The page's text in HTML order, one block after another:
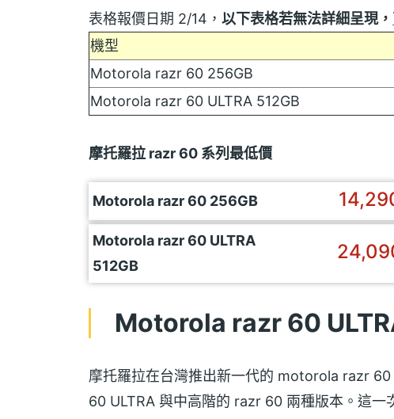
表格報價日期 2/14， 以下表格若無法詳細呈現，
機型
Motorola razr 60 256GB
Motorola razr 60 ULTRA 512GB
摩托羅拉 razr 60 系列最低價
Motorola razr 60 256GB
Motorola razr 60 ULTRA
512GB
Motorola razr 60
摩托羅拉在台灣推出新一代的 motorola razr
60 ULTRA 與中高階的 razr 60 兩種版本。這